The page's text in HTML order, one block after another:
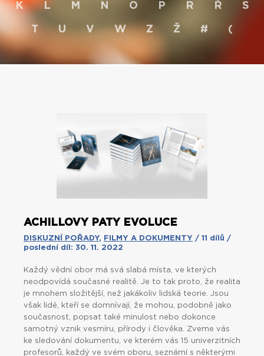
K L M N O P R Ř S
T U V W Z Ž # (
ACHILLOVY PATY EVOLUCE
DISKUZNÍ POŘADY, FILMY A DOKUMENTY / 11 dílů /
poslední díl: 30. 11. 2022
Každý vědní obor má svá slabá místa, ve kterých
neodpovídá současné realitě. Je to tak proto, že realita
je mnohem složitější, než jakákoliv lidská teorie. Jsou
však lidé, kteří se domnívají, že mohou, podobně jako
současnost, popsat také minulost nebo dokonce
samotný vznik vesmíru, přírody i člověka. Zveme vás
ke sledování dokumentu, ve kterém vás 15 univerzitních
profesorů, každý ve svém oboru, seznámí s některými